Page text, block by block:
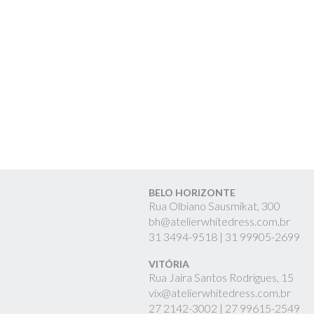
BELO HORIZONTE
Rua Olbiano Sausmikat, 300
bh@atelierwhitedress.com.br
31 3494-9518 | 31 99905-2699
VITÓRIA
Rua Jaíra Santos Rodrigues, 15
vix@atelierwhitedress.com.br
27 2142-3002 | 27 99615-2549